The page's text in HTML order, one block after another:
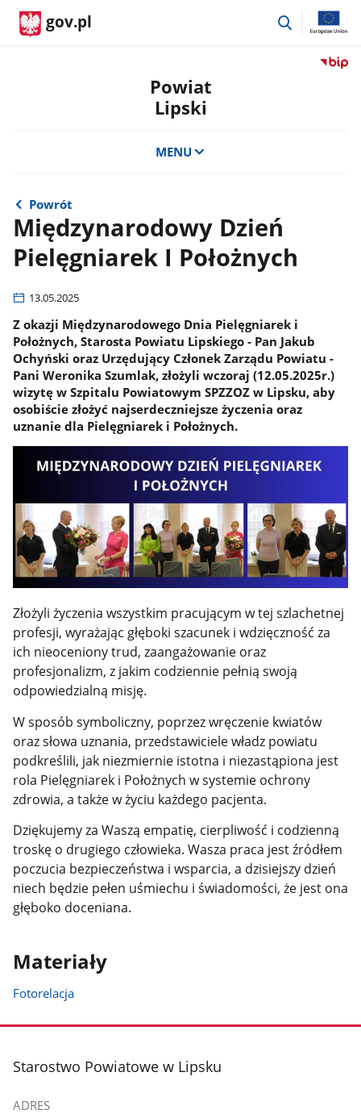
gov.pl
przejdź
Przejdź
Powiat
Lipski
MENU
Powrót
Międzynarodowy Dzień
Pielęgniarek I Położnych
13.05.2025
Z okazji Międzynarodowego Dnia Pielęgniarek i
Położnych, Starosta Powiatu Lipskiego - Pan Jakub
Ochyński oraz Urzędujący Członek Zarządu Powiatu -
Pani Weronika Szumlak, złożyli wczoraj (12.05.2025r.)
wizytę w Szpitalu Powiatowym SPZZOZ w Lipsku, aby
osobiście złożyć najserdeczniejsze życzenia oraz
uznanie dla Pielęgniarek i Położnych.
Złożyli życzenia wszystkim pracującym w tej szlachetnej
profesji, wyrażając głęboki szacunek i wdzięczność za
ich nieoceniony trud, zaangażowanie oraz
profesjonalizm, z jakim codziennie pełnią swoją
odpowiedzialną misję.
W sposób symboliczny, poprzez wręczenie kwiatów
oraz słowa uznania, przedstawiciele władz powiatu
podkreślili, jak niezmiernie istotna i niezastąpiona jest
rola Pielęgniarek i Położnych w systemie ochrony
zdrowia, a także w życiu każdego pacjenta.
Dziękujemy za Waszą empatię, cierpliwość i codzienną
troskę o drugiego człowieka. Wasza praca jest źródłem
poczucia bezpieczeństwa i wsparcia, a dzisiejszy dzień
niech będzie pełen uśmiechu i świadomości, że jest ona
głęboko doceniana.
Materiały
Fotorelacja
stopka
Starostwo Powiatowe w Lipsku
ADRES